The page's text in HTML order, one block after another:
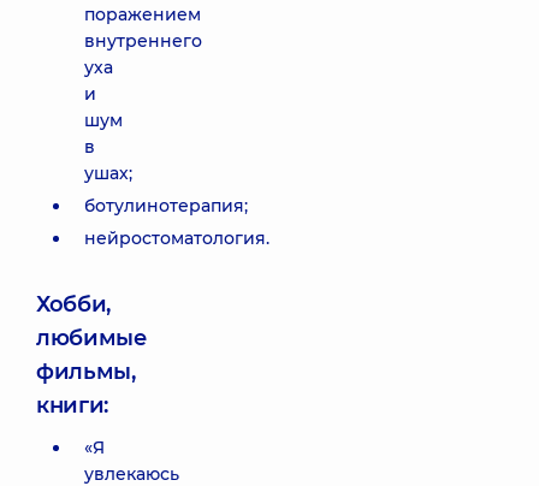
поражением
внутреннего
уха
и
шум
в
ушах;
ботулинотерапия;
нейростоматология.
Хобби,
любимые
фильмы,
книги:
«Я
увлекаюсь